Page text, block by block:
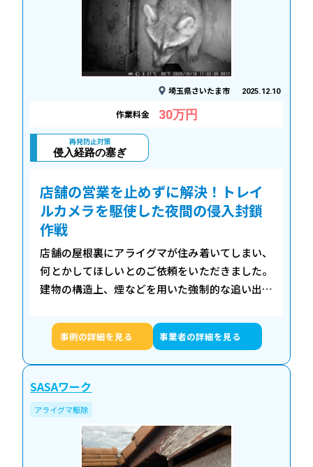
埼玉県さいたま市 2025.12.10
作業料金 30万円
再発防止対策
侵入経路の塞ぎ
店舗の営業を止めずに解決！トレイ
ルカメラを駆使した夜間の侵入封鎖
作戦
店舗の屋根裏にアライグマが住み着いてしまい、
何とかしてほしいとのご依頼をいただきました。
建物の構造上、煙などを用いた強制的な追い出し
可能性もある繊細な案件でした。 そこで今回は…
事例の詳細を見る 事業者の詳細を見る
SASAワーク
アライグマ駆除